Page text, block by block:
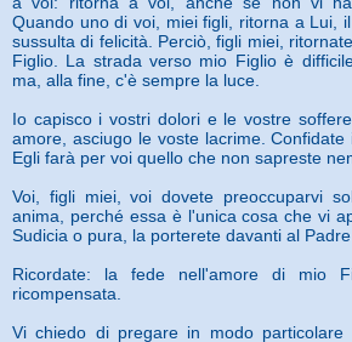
Quando uno di voi, miei figli, ritorna a Lui,
sussulta di felicità. Perciò, figli miei,
Figlio. La strada verso mio Figlio è
ma, alla fine, c'è sempre la luce.
Io capisco i vostri dolori e le vostre
amore, asciugo le voste lacrime.
Egli farà per voi quello che non sapreste
Voi, figli miei, voi dovete preoccuparvi
anima, perché essa è l'unica cosa che vi
Sudicia o pura, la porterete davanti al Padre
Ricordate: la fede nell'amore di mio
ricompensata.
Vi chiedo di pregare in modo